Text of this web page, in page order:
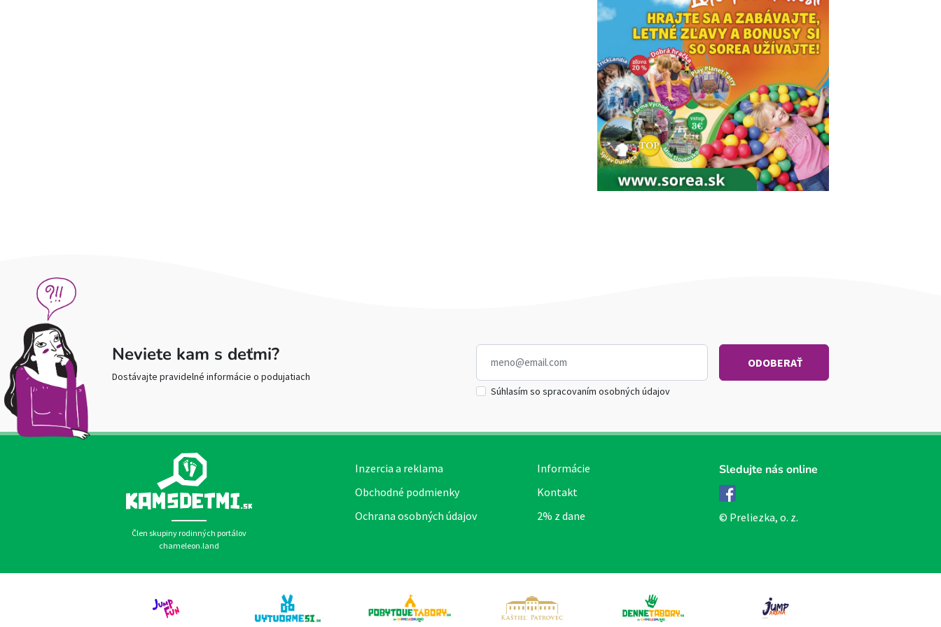
Neviete kam s deťmi?
Dostávajte pravidelné informácie o podujatiach
Súhlasím so spracovaním osobných údajov
Člen skupiny rodinných portálov
chameleon.land
Inzercia a reklama
Obchodné podmienky
Ochrana osobných údajov
Informácie
Kontakt
2% z dane
Sledujte nás online
© Preliezka, o. z.